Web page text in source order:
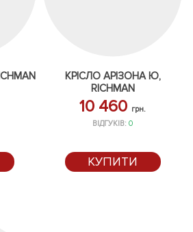
КРІСЛО АРІЗОНА Ю,
RICHMAN
10 460 грн.
ВІДГУКІВ:0
КУПИТИ